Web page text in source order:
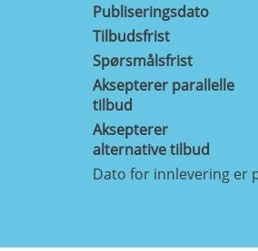
Publiseringsdato
Tilbudsfrist
Spørsmålsfrist
Aksepterer parallelle
tilbud
Aksepterer
alternative tilbud
Dato for innlevering er